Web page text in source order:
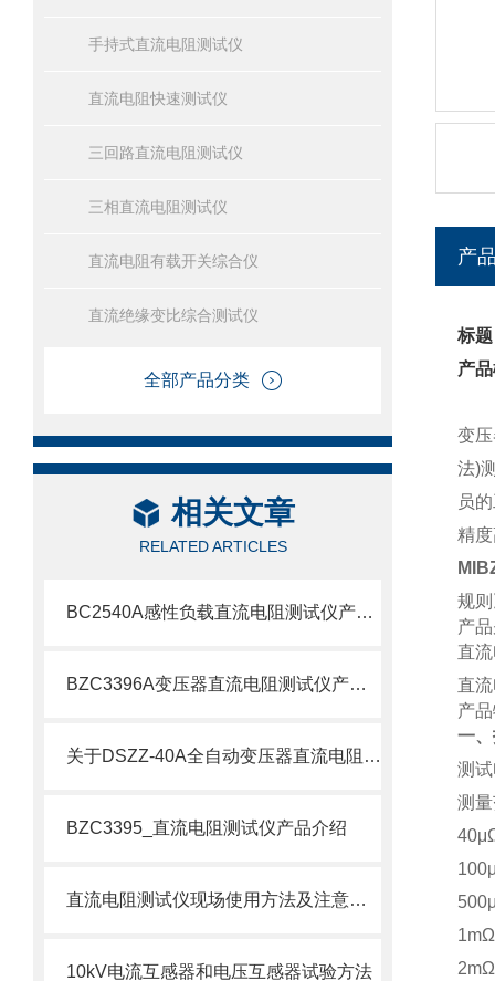
手持式直流电阻测试仪
直流电阻快速测试仪
三回路直流电阻测试仪
三相直流电阻测试仪
直流电阻有载开关综合仪
直流绝缘变比综合测试仪
全部产品分类
相关文章
RELATED ARTICLES
BC2540A感性负载直流电阻测试仪产品介绍
BZC3396A变压器直流电阻测试仪产品介绍
关于DSZZ-40A全自动变压器直流电阻测试仪深度解析
BZC3395_直流电阻测试仪产品介绍
直流电阻测试仪现场使用方法及注意事项
10kV电流互感器和电压互感器试验方法
产
标
产
变
法)
员
精
规
产
直
直
产
一
测
测
40
100
500
1m
2m